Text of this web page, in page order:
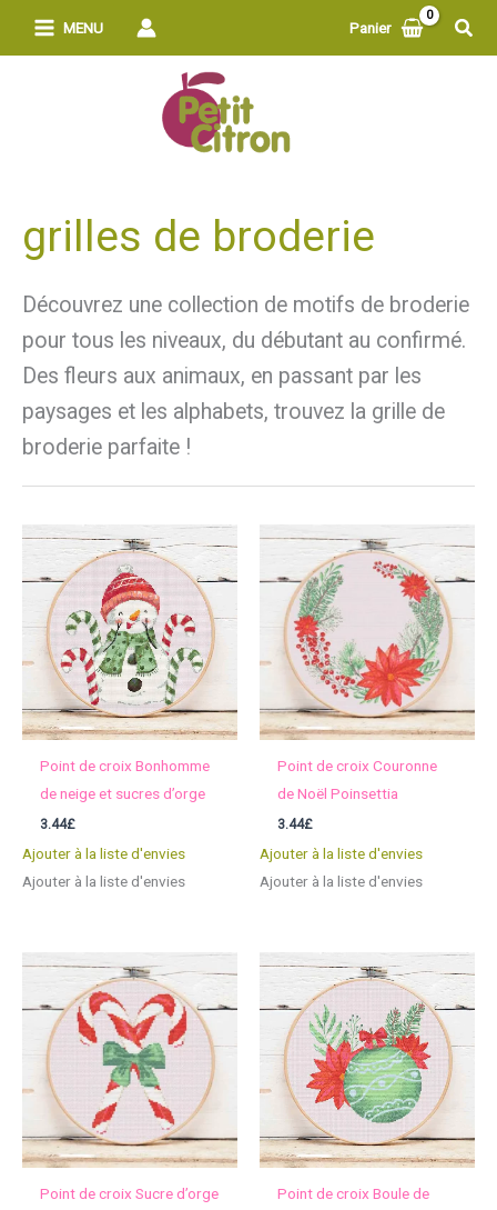
MENU Panier
grilles de broderie
Découvrez une collection de motifs de broderie
pour tous les niveaux, du débutant au confirmé.
Des fleurs aux animaux, en passant par les
paysages et les alphabets, trouvez la grille de
broderie parfaite !
Point de croix Bonhomme
de neige et sucres d’orge
3.44£
Ajouter à la liste d'envies
Ajouter à la liste d'envies
Point de croix Couronne
de Noël Poinsettia
3.44£
Ajouter à la liste d'envies
Ajouter à la liste d'envies
Point de croix Sucre d’orge
Point de croix Boule de